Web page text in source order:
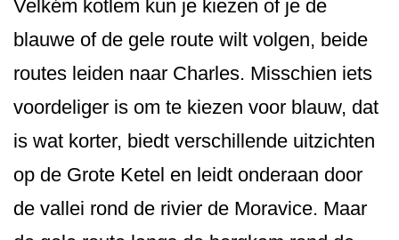
Velkém kotlem kun je kiezen of je de
blauwe of de gele route wilt volgen, beide
routes leiden naar Charles. Misschien iets
voordeliger is om te kiezen voor blauw, dat
is wat korter, biedt verschillende uitzichten
op de Grote Ketel en leidt onderaan door
de vallei rond de rivier de Moravice. Maar